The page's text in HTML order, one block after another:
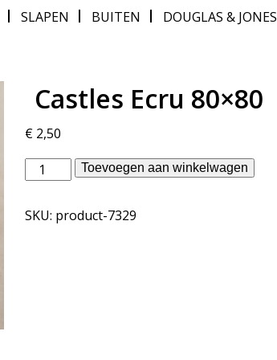
SLAPEN BUITEN DOUGLAS & JONES
Castles Ecru 80×80
€2,50
Douglas
Jones
-
Toevoegen aan winkelwagen
SKU: product-7329